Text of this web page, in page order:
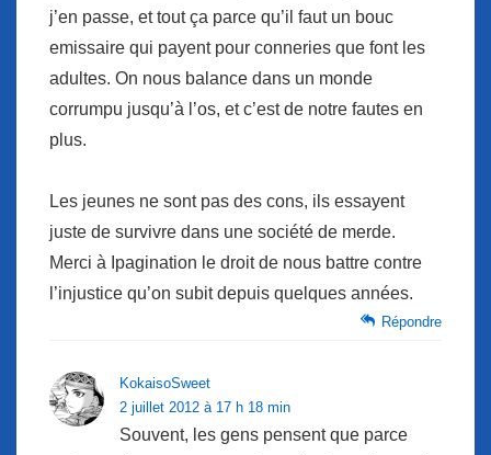
j’en passe, et tout ça parce qu’il faut un bouc
emissaire qui payent pour conneries que font les
adultes. On nous balance dans un monde
corrumpu jusqu’à l’os, et c’est de notre fautes en
plus.
Les jeunes ne sont pas des cons, ils essayent
juste de survivre dans une société de merde.
Merci à Ipagination le droit de nous battre contre
l’injustice qu’on subit depuis quelques années.
Répondre
KokaisoSweet
2 juillet 2012 à 17 h 18 min
Souvent, les gens pensent que parce